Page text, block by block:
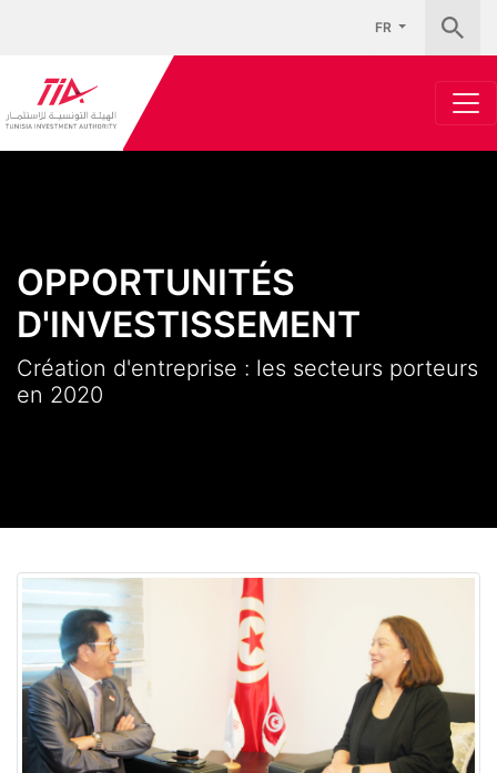
FR
OPPORTUNITÉS
D'INVESTISSEMENT
Création d'entreprise : les secteurs porteurs
en 2020